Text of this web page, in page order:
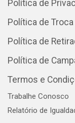
Política de
Política de
Política de
Política de
Termos e
Trabalhe Conosco
Relatório de